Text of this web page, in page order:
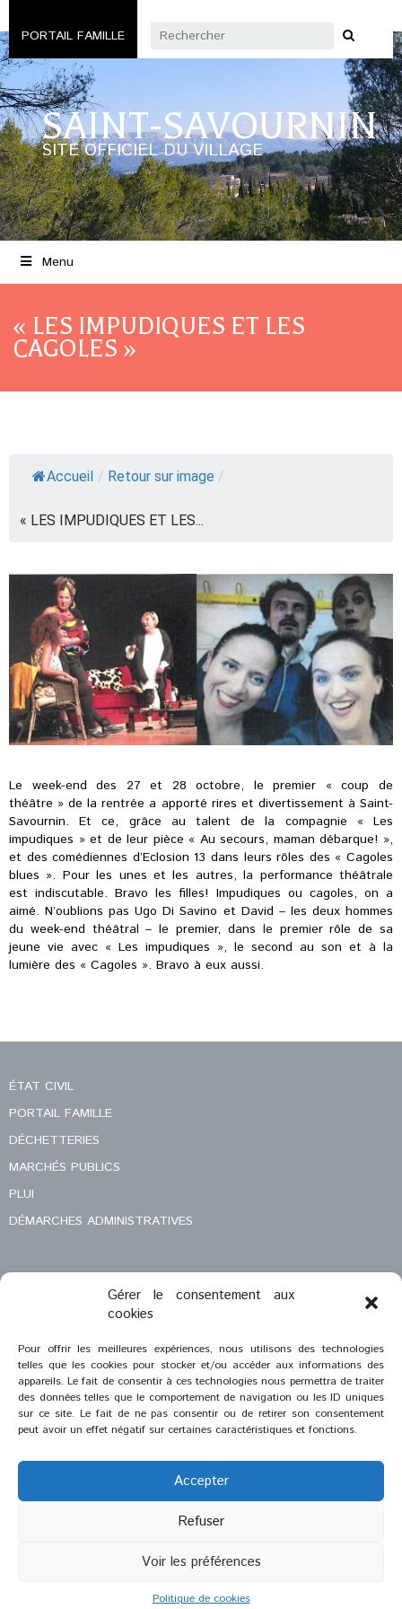
Gérer le consentement aux
cookies
Pour offrir les meilleures expériences, nous utilisons des technologies
telles que les cookies pour stocker et/ou accéder aux informations des
appareils. Le fait de consentir à ces technologies nous permettra de traiter
des données telles que le comportement de navigation ou les ID uniques
sur ce site. Le fait de ne pas consentir ou de retirer son consentement
peut avoir un effet négatif sur certaines caractéristiques et fonctions.
Accepter
Refuser
Voir les préférences
Politique de cookies
PORTAIL FAMILLE
SAINT-SAVOURNIN
SITE OFFICIEL DU VILLAGE
Menu
« LES IMPUDIQUES ET LES
CAGOLES »
Accueil / Retour sur image /
« LES IMPUDIQUES ET LES...
Le week-end des 27 et 28 octobre, le premier « coup de
théâtre » de la rentrée a apporté rires et divertissement à Saint-
Savournin. Et ce, grâce au talent de la compagnie « Les
impudiques » et de leur pièce « Au secours, maman débarque! »,
et des comédiennes d’Eclosion 13 dans leurs rôles des « Cagoles
blues ». Pour les unes et les autres, la performance théâtrale
est indiscutable. Bravo les filles! Impudiques ou cagoles, on a
aimé. N’oublions pas Ugo Di Savino et David – les deux hommes
du week-end théâtral – le premier, dans le premier rôle de sa
jeune vie avec « Les impudiques », le second au son et à la
lumière des « Cagoles ». Bravo à eux aussi.
ÉTAT CIVIL
PORTAIL FAMILLE
DÉCHETTERIES
MARCHÉS PUBLICS
PLUI
DÉMARCHES ADMINISTRATIVES
MENTIONS LÉGALES
Zeugma Web Agency